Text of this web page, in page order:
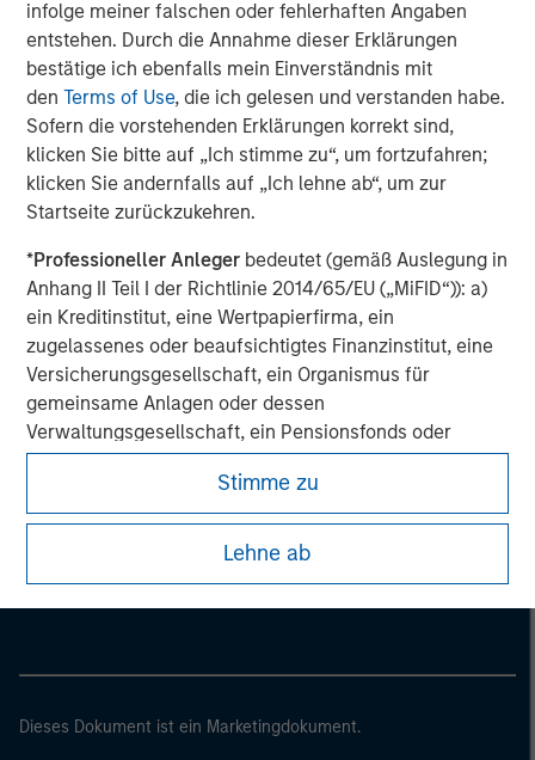
infolge meiner falschen oder fehlerhaften Angaben
entstehen. Durch die Annahme dieser Erklärungen
bestätige ich ebenfalls mein Einverständnis mit
denTerms of Use, die ich gelesen und verstanden habe.
Sofern die vorstehenden Erklärungen korrekt sind,
klicken Sie bitte auf „Ich stimme zu“, um fortzufahren;
klicken Sie andernfalls auf „Ich lehne ab“, um zur
Startseite zurückzukehren.
*Professioneller Anleger bedeutet (gemäß Auslegung in
Anhang II Teil I der Richtlinie 2014/65/EU („MiFID“)): a)
ein Kreditinstitut, eine Wertpapierfirma, ein
zugelassenes oder beaufsichtigtes Finanzinstitut, eine
Versicherungsgesellschaft, ein Organismus für
gemeinsame Anlagen oder dessen
Verwaltungsgesellschaft, ein Pensionsfonds oder
dessen Verwaltungsgesellschaft, ein Warenhändler
oder Waren-Derivatehändler oder ein sonstiger
institutioneller Anleger, der in jedem Fall für die Tätigkeit
auf den Finanzmärkten zugelassen sein oder
das mindestens zwei der folgenden
Eigenmittel von 2 Mio. EUR, das für eigene Rechnung
Stimme zu
Lehne ab
Stanley Credit Partners, please visit
www.morganstanley.com/im/creditpartners
Morgan Stanley
Dieses Dokument ist ein Marketingdokument.